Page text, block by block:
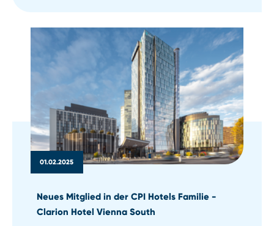
01.02.2025
Neues Mitglied in der CPI Hotels Familie -
Clarion Hotel Vienna South